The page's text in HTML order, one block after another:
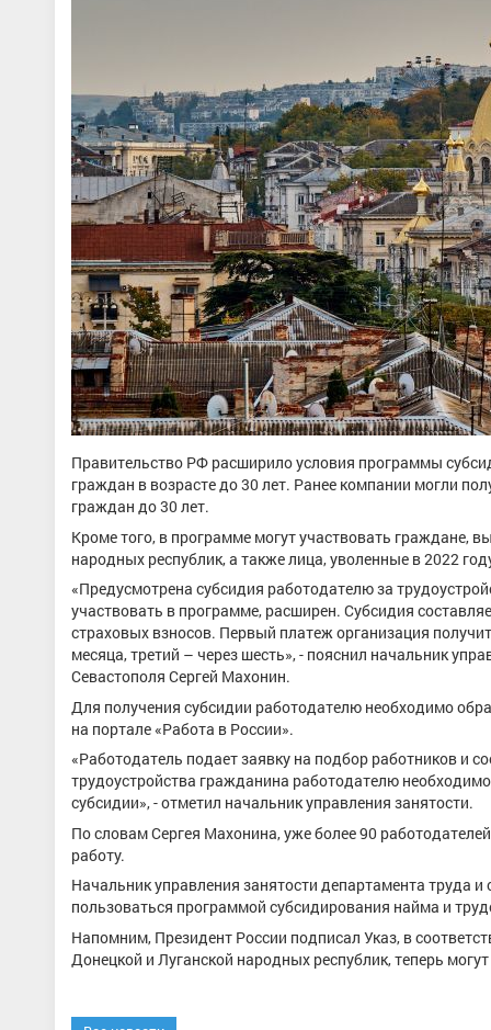
Правительство РФ расширило условия программы
граждан в возрасте до 30 лет. Ранее компании могли
граждан до 30 лет.
Кроме того, в программе могут участвовать граждане,
народных республик, а также лица, уволенные в 2022
«Предусмотрена субсидия работодателю за
участвовать в программе, расширен. Субсидия
страховых взносов. Первый платеж организация
месяца, третий – через шесть», - пояснил начальник
Севастополя Сергей Махонин.
Для получения субсидии работодателю необходимо
на портале «Работа в России».
«Работодатель подает заявку на подбор работников и
трудоустройства гражданина работодателю
субсидии», - отметил начальник управления занятости.
По словам Сергея Махонина, уже более 90
работу.
Начальник управления занятости департамента труда
пользоваться программой субсидирования найма и
Напомним, Президент России подписал Указ, в
Донецкой и Луганской народных республик, теперь